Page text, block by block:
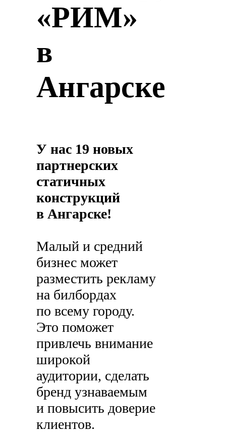
«РИМ»
в
Ангарске
У нас 19 новых
партнерских
статичных
конструкций
в Ангарске!
Малый и средний
бизнес может
разместить рекламу
на билбордах
по всему городу.
Это поможет
привлечь внимание
широкой
аудитории, сделать
бренд узнаваемым
и повысить доверие
клиентов.